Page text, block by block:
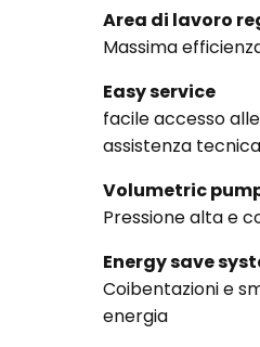
Area di lavoro
Massima
Easy service
facile accesso
assistenza tecnica
Volumetric
Pressione alta e
Energy save
Coibentazioni e
energia